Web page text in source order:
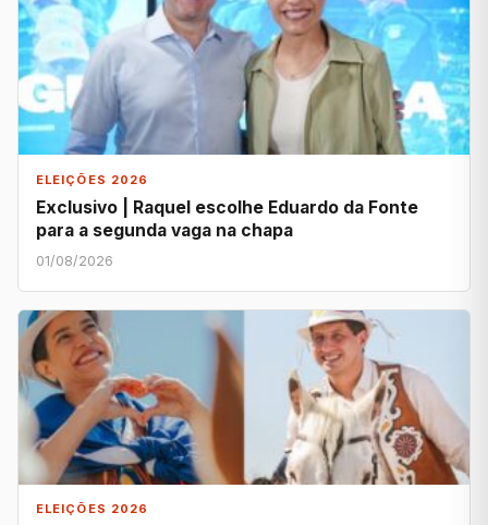
ELEIÇÕES 2026
Exclusivo | Raquel escolhe Eduardo da Fonte
para a segunda vaga na chapa
01/08/2026
ELEIÇÕES 2026